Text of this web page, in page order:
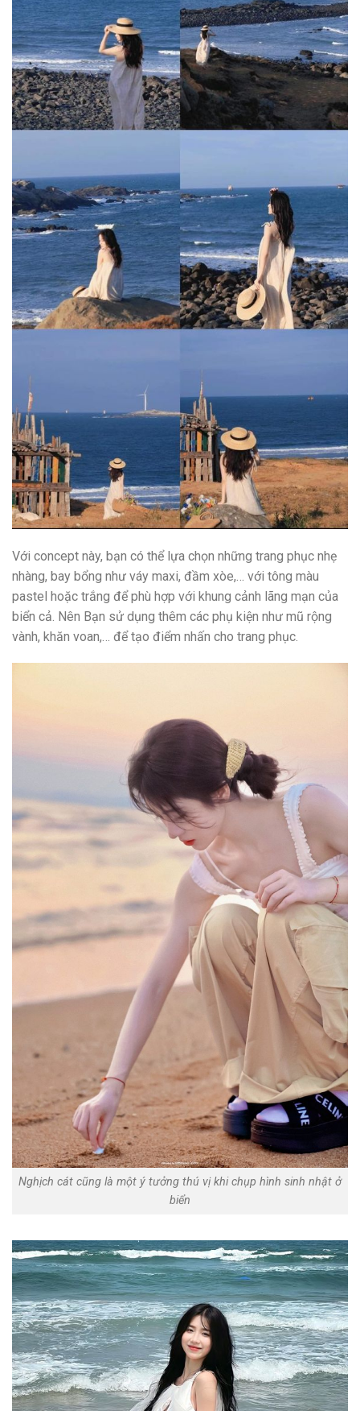
Với concept này, bạn có thể lựa chọn những trang phục nhẹ
nhàng, bay bổng như váy maxi, đầm xòe,… với tông màu
pastel hoặc trắng để phù hợp với khung cảnh lãng mạn của
biển cả. Nên Bạn sử dụng thêm các phụ kiện như mũ rộng
vành, khăn voan,… để tạo điểm nhấn cho trang phục.
Nghịch cát cũng là một ý tưởng thú vị khi chụp hình sinh nhật ở
biển